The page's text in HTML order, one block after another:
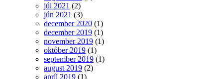
júl 2021 (2)
jún 2021 (3)
december 2020 (1)
december 2019 (1)
november 2019 (1)
október 2019 (1)
september 2019 (1)
august 2019 (2)
apríl 2019 (1)